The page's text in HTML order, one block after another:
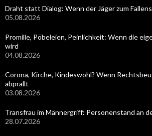
Draht statt Dialog: Wenn der Jäger zum
05.08.2026
Promille, Pöbeleien, Peinlichkeit: Wenn die
wird
04.08.2026
Corona, Kirche, Kindeswohl? Wenn
abprallt
03.08.2026
Transfrau im Männergriff: Personenstand an
28.07.2026